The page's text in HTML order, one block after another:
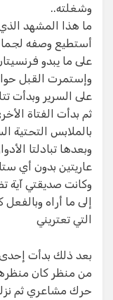
وشغلته..
ما هذا المشهد الذي
أستطيع وصفه
على ما يبدو
وإستمرت القبل
على السرير وبدأت
ثم بدأت الفتاة
بالملابس التحتية
وبعدها تبادلتا
عاريتين بدون أي
وكانت صديقتي
إلى ما أراه
التي تعتريني
بعد ذلك بدأت إحدى
من منظر كان
حرك مشاعري ثم